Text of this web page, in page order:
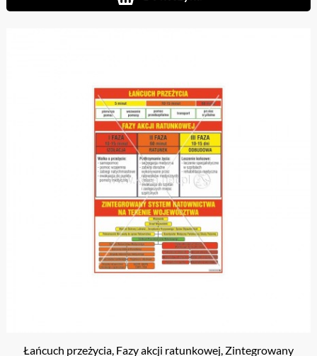
Łańcuch przeżycia, Fazy akcji ratunkowej, Zintegrowany